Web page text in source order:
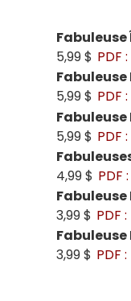
5,99 $ PDF :
Fabuleuse
5,99 $ PDF :
5,99 $ PDF :
4,99 $ PDF :
3,99 $ PDF :
Fabuleuse
3,99 $ PDF :